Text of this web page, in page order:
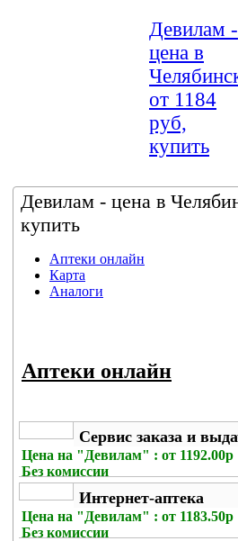
Девилам -
цена в
от 1184
руб,
купить
Девилам - цена в
купить
Аптеки онлайн
Карта
Аналоги
Аптеки онлайн
Сервис заказа и
Цена на "Девилам" : от 1192.00р
Без комиссии
Интернет-аптека
Цена на "Девилам" : от 1183.50р
Без комиссии